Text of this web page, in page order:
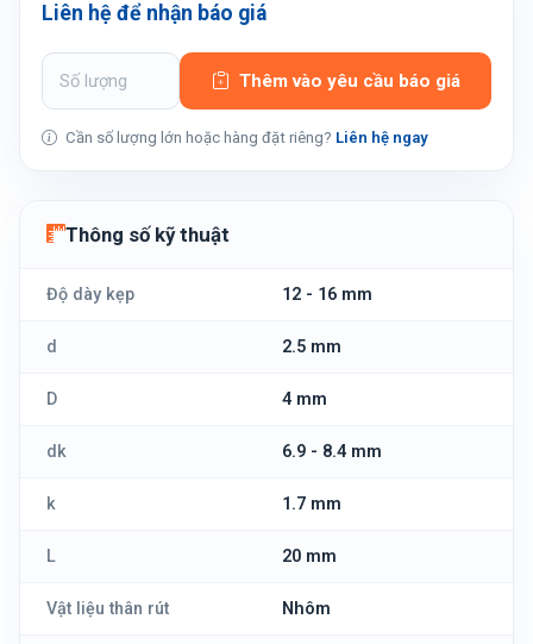
Liên hệ để nhận báo giá
Thêm vào yêu cầu báo giá
Cần số lượng lớn hoặc hàng đặt riêng? Liên hệ ngay
Thông số kỹ thuật
Độ dày kẹp 12 - 16 mm
d 2.5 mm
D 4 mm
dk 6.9 - 8.4 mm
k 1.7 mm
L 20 mm
Vật liệu thân rút Nhôm